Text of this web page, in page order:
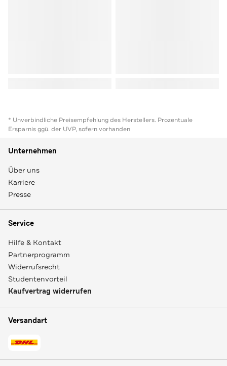
* Unverbindliche Preisempfehlung des Herstellers. Prozentuale
Ersparnis ggü. der UVP, sofern vorhanden
Unternehmen
Über uns
Karriere
Presse
Service
Hilfe & Kontakt
Partnerprogramm
Widerrufsrecht
Studentenvorteil
Kaufvertrag widerrufen
Versandart